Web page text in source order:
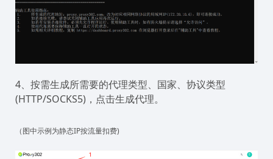
4、按需生成所需要的代理类型、国家、协议类型
(HTTP/SOCKS5)，点击生成代理。
（图中示例为静态IP按流量扣费)